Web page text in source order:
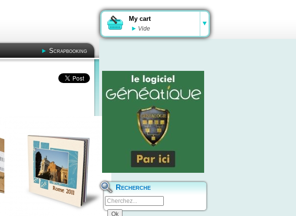
My cart
Vide
Scrapbooking
Recherche